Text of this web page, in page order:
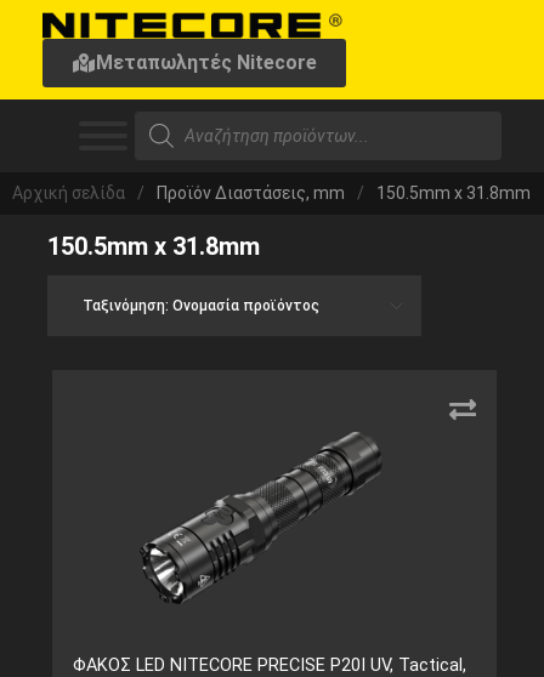
Μεταπωλητές Nitecore
Αρχική σελίδα / Προϊόν Διαστάσεις, mm / 150.5mm x 31.8mm
150.5mm x 31.8mm
ΦΑΚΟΣ LED NITECORE PRECISE P20I UV, Tactical,